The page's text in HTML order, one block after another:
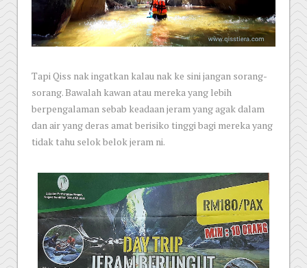
Tapi Qiss nak ingatkan kalau nak ke sini jangan sorang-
sorang. Bawalah kawan atau mereka yang lebih
berpengalaman sebab keadaan jeram yang agak dalam
dan air yang deras amat berisiko tinggi bagi mereka yang
tidak tahu selok belok jeram ni.